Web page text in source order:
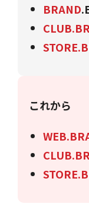
BRAND
これから